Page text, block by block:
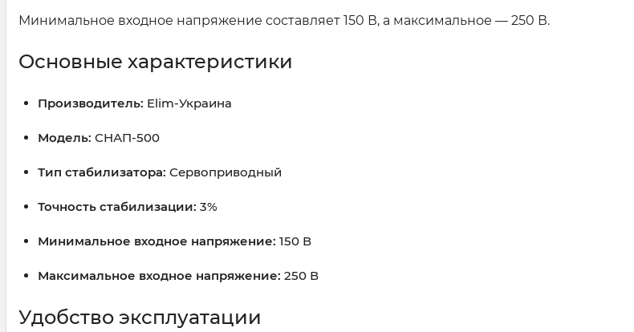
Минимальное входное напряжение составляет 150 В, а максимальное — 250 В.
Основные характеристики
Производитель: Elim-Украина
Модель: СНАП-500
Тип стабилизатора: Сервоприводный
Точность стабилизации: 3%
Минимальное входное напряжение: 150 В
Максимальное входное напряжение: 250 В
Удобство эксплуатации